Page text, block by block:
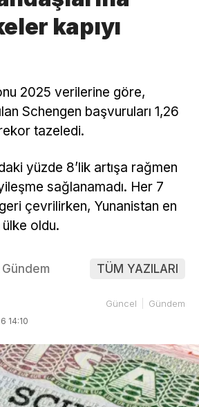
kapıyı
2025 verilerine göre,
Schengen başvuruları 1,26
tazeledi.
yüzde 8’lik artışa rağmen
sağlanamadı. Her 7
çevrilirken, Yunanistan en
oldu.
TÜM YAZILARI
14:10
Güncel Gündem